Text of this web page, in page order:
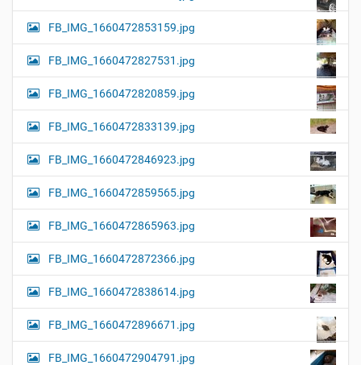
FB_IMG_1660472853159.jpg
FB_IMG_1660472827531.jpg
FB_IMG_1660472820859.jpg
FB_IMG_1660472833139.jpg
FB_IMG_1660472846923.jpg
FB_IMG_1660472859565.jpg
FB_IMG_1660472865963.jpg
FB_IMG_1660472872366.jpg
FB_IMG_1660472838614.jpg
FB_IMG_1660472896671.jpg
FB_IMG_1660472904791.jpg